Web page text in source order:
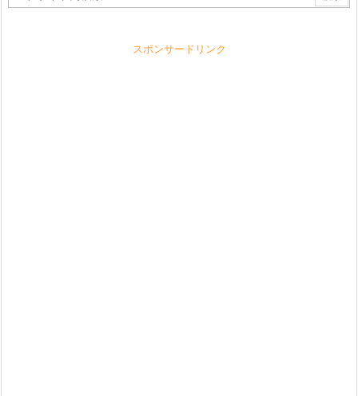
スポンサードリンク